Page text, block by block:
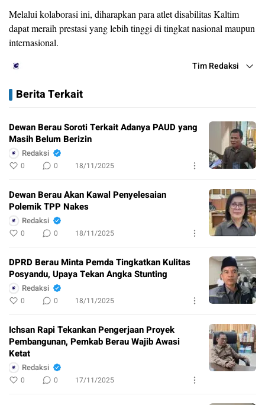
Melalui kolaborasi ini, diharapkan para atlet disabilitas Kaltim
dapat meraih prestasi yang lebih tinggi di tingkat nasional maupun
internasional.
Tim Redaksi
Berita Terkait
Dewan Berau Soroti Terkait Adanya PAUD yang
Masih Belum Berizin
Redaksi
0 0 18/11/2025
Dewan Berau Akan Kawal Penyelesaian
Polemik TPP Nakes
Redaksi
0 0 18/11/2025
DPRD Berau Minta Pemda Tingkatkan Kulitas
Posyandu, Upaya Tekan Angka Stunting
Redaksi
0 0 18/11/2025
Ichsan Rapi Tekankan Pengerjaan Proyek
Pembangunan, Pemkab Berau Wajib Awasi
Ketat
Redaksi
0 0 17/11/2025